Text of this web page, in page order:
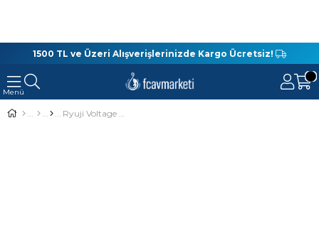
1500 TL ve Üzeri Alışverişlerinizde Kargo Ücretsiz!
Ryuji Voltage Fuji 183 Cm 0-3 Gr Aji Kamışı